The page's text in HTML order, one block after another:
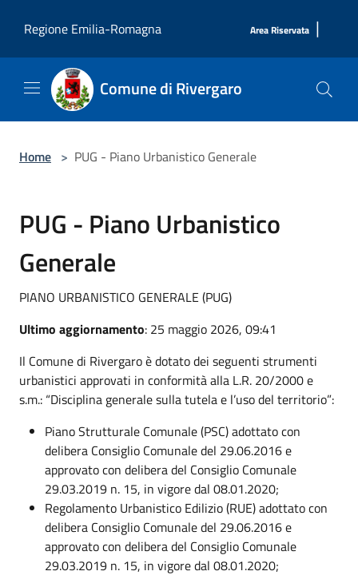
Regione Emilia-Romagna
Area Riservata |
Comune di Rivergaro
Home > PUG - Piano Urbanistico Generale
PUG - Piano Urbanistico
Generale
PIANO URBANISTICO GENERALE (PUG)
Ultimo aggiornamento: 25 maggio 2026, 09:41
Il Comune di Rivergaro è dotato dei seguenti strumenti
urbanistici approvati in conformità alla L.R. 20/2000 e
s.m.: “Disciplina generale sulla tutela e l’uso del territorio”:
Piano Strutturale Comunale (PSC) adottato con
delibera Consiglio Comunale del 29.06.2016 e
approvato con delibera del Consiglio Comunale
29.03.2019 n. 15, in vigore dal 08.01.2020;
Regolamento Urbanistico Edilizio (RUE) adottato con
delibera Consiglio Comunale del 29.06.2016 e
approvato con delibera del Consiglio Comunale
29.03.2019 n. 15, in vigore dal 08.01.2020;